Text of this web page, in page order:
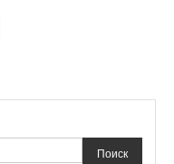
Поиск